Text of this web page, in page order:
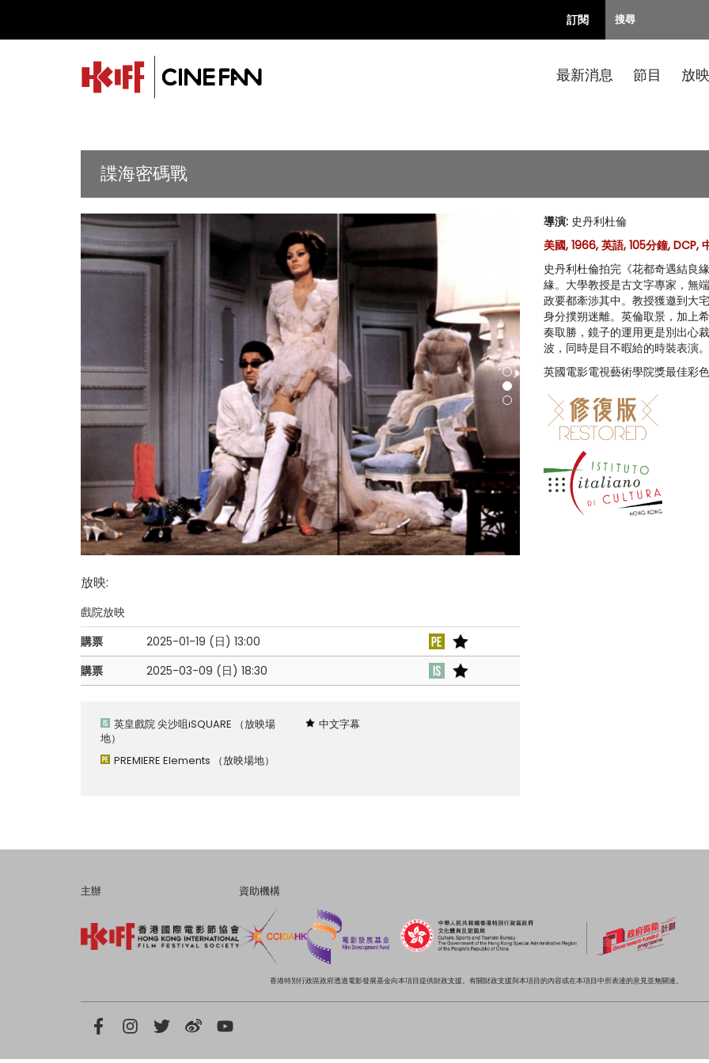
訂閱
最新消息 節目 放
諜海密碼戰
導演: 史丹利杜倫
美國, 1966, 英語, 105分鐘, DCP,
史丹利杜倫拍完《花都奇遇結良
緣。大學教授是古文字專家，無
政要都牽涉其中。教授獲邀到大
身分撲朔迷離。英倫取景，加上
奏取勝，鏡子的運用更是別出心
波，同時是目不暇給的時裝表演。
英國電影電視藝術學院獎最佳彩
放映:
戲院放映
購票
2025-01-19 (日) 13:00
購票
2025-03-09 (日) 18:30
英皇戲院 尖沙咀iSQUARE （放映場
地）
PREMIERE Elements （放映場地）
中文字幕
主辦 資助機構
香港特別行政區政府透過電影發展基金向本項目提供財政支援。有關財政支援與本項目的內容或在本項目中所表達的意見並無關連。